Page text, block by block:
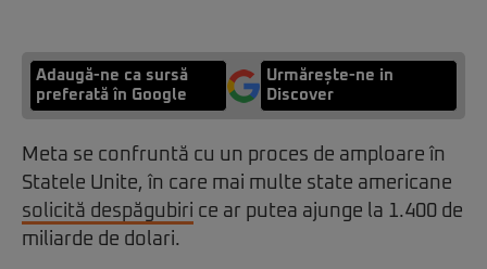
Adaugă-ne ca sursă
preferată în Google
Urmărește-ne in
Discover
Meta se confruntă cu un proces de amploare în
Statele Unite, în care mai multe state americane
solicită despăgubiri ce ar putea ajunge la 1.400 de
miliarde de dolari.